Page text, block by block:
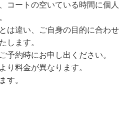
コートの空いている時間に個人
は違い、ご自身の目的に合わせ
します。
予約時にお申し出ください。
り料金が異なります。
す。